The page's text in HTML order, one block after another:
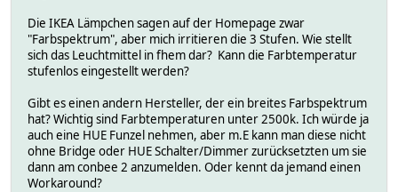
Die IKEA Lämpchen sagen auf der Homepage zwar
"Farbspektrum", aber mich irritieren die 3 Stufen. Wie stellt
sich das Leuchtmittel in fhem dar? Kann die Farbtemperatur
stufenlos eingestellt werden?
Gibt es einen andern Hersteller, der ein breites Farbspektrum
hat? Wichtig sind Farbtemperaturen unter 2500k. Ich würde ja
auch eine HUE Funzel nehmen, aber m.E kann man diese nicht
ohne Bridge oder HUE Schalter/Dimmer zurücksetzten um sie
dann am conbee 2 anzumelden. Oder kennt da jemand einen
Workaround?